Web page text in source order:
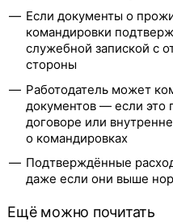
Если документы о
командировки
служебной запиской с
стороны
Работодатель может
документов — если это
договоре или
о командировках
Подтверждённые
даже если они выше
Ещё можно почитать